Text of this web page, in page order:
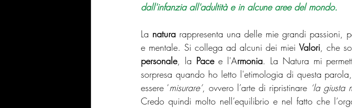
dall'infanzia all'adultità e in alcune aree del mondo.
La natura rappresenta una delle mie grandi passioni,
e mentale. Si collega ad alcuni dei miei Valori, che
personale, la Pace e l'Armonia. La Natura mi
sorpresa quando ho letto l'etimologia di questa
essere ‘misurare’, ovvero l’arte di ripristinare ‘la giusta
Credo quindi molto nell’equilibrio e nel fatto che